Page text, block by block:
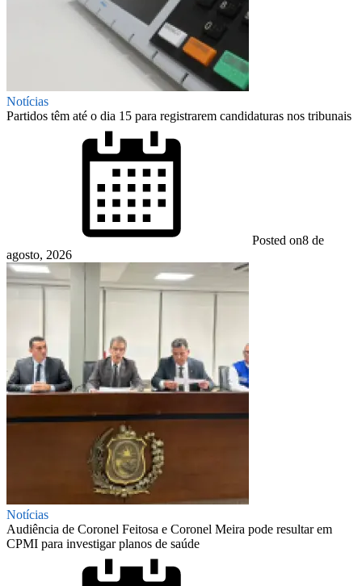
Notícias
Partidos têm até o dia 15 para registrarem candidaturas nos tribunais
Posted on8 de
agosto, 2026
Notícias
Audiência de Coronel Feitosa e Coronel Meira pode resultar em
CPMI para investigar planos de saúde